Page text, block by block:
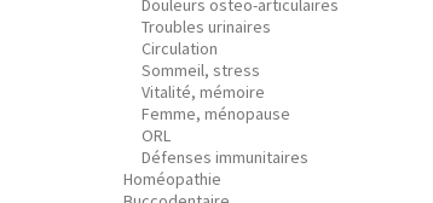
Douleurs osteo-articulaires
Troubles urinaires
Circulation
Sommeil, stress
Vitalité, mémoire
Femme, ménopause
ORL
Défenses immunitaires
Homéopathie